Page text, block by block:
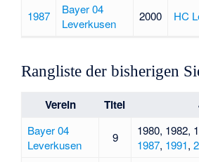
1987
Bayer 04
Leverkusen
2000 HC
Rangliste der bisherigen
Verein Titel
Bayer 04
Leverkusen
9 1980, 1982,
1987, 1991,